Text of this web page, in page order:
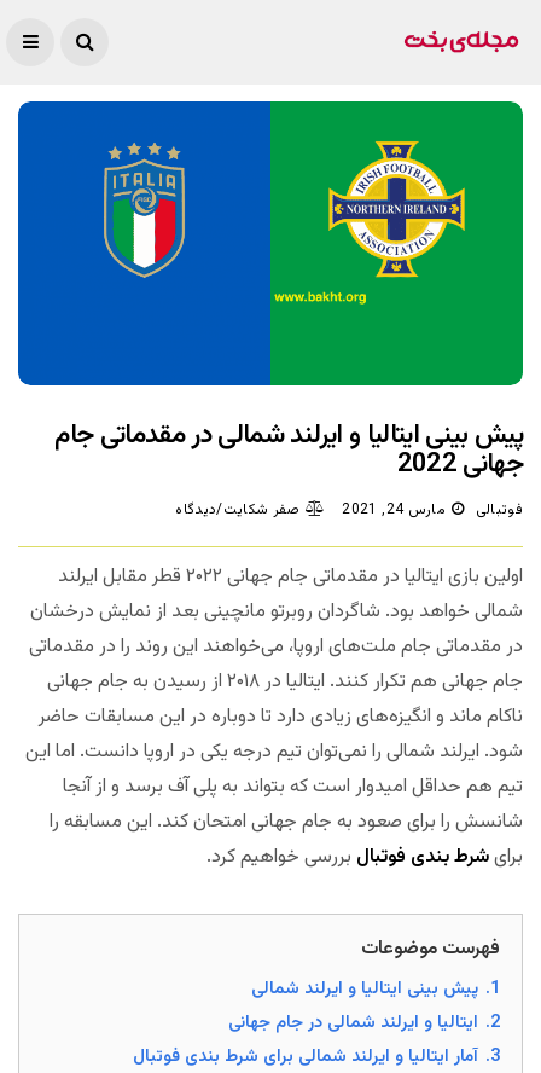
پیش بینی ایتالیا و ایرلند شمالی در مقدماتی جام
جهانی 2022
فوتبالی مارس 24, 2021 صفر شکایت/دیدگاه
اولین بازی ایتالیا در مقدماتی جام جهانی ۲۰۲۲ قطر مقابل ایرلند
شمالی خواهد بود. شاگردان روبرتو مانچینی بعد از نمایش درخشان
در مقدماتی جام ملت‌های اروپا، می‌خواهند این روند را در مقدماتی
جام جهانی هم تکرار کنند. ایتالیا در ۲۰۱۸ از رسیدن به جام جهانی
ناکام ماند و انگیزه‌های زیادی دارد تا دوباره در این مسابقات حاضر
شود. ایرلند شمالی را نمی‌توان تیم درجه یکی در اروپا دانست. اما این
تیم هم حداقل امیدوار است که بتواند به پلی آف برسد و از آنجا
شانسش را برای صعود به جام جهانی امتحان کند. این مسابقه را
برایشرط بندی فوتبال بررسی خواهیم کرد.
فهرست موضوعات
1. پیش بینی ایتالیا و ایرلند شمالی
2. ایتالیا و ایرلند شمالی در جام جهانی
3. آمار ایتالیا و ایرلند شمالی برای شرط بندی فوتبال